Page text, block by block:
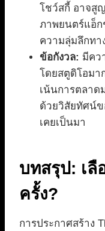
โชว์สกี้ อาจสู
ภาพยนตร์แอ็
ความลุ่มลึกทา
ข้อกังวล: มีคว
โดยสตูดิโอม
เน้นการตลาด
ด้วยวิสัยทัศน์ข
เคยเป็นมา
บทสรุป: เลื
ครั้ง?
การประกาศสร้าง